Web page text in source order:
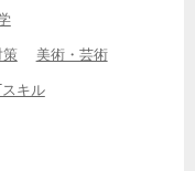
策 美術・芸術
キル